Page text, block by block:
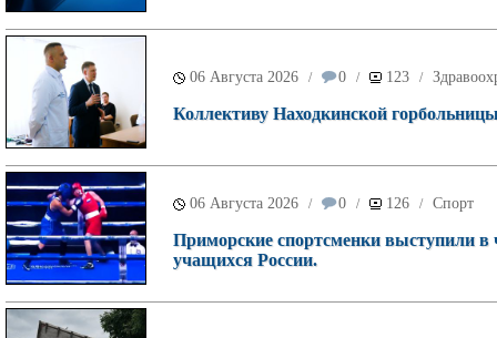
06 Августа 2026 / 0 / 123 /
Коллективу Находкинской
06 Августа 2026 / 0 / 126 / Спорт
Приморские спортсменки выступили в
учащихся России.